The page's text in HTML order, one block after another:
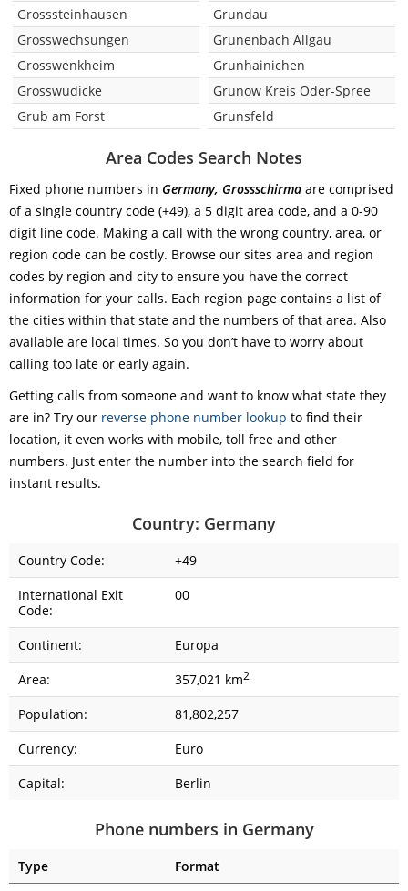
Grosssteinhausen
Grosswechsungen
Grosswenkheim
Grosswudicke
Grub am Forst
Grundau
Grunenbach Allgau
Grunhainichen
Grunow Kreis Oder-Spree
Grunsfeld
Area Codes Search Notes
Fixed phone numbers in Germany, Grossschirma are comprised
of a single country code (+49), a 5 digit area code, and a 0-90
digit line code. Making a call with the wrong country, area, or
region code can be costly. Browse our sites area and region
codes by region and city to ensure you have the correct
information for your calls. Each region page contains a list of
the cities within that state and the numbers of that area. Also
available are local times. So you don’t have to worry about
calling too late or early again.
Getting calls from someone and want to know what state they
are in? Try our reverse phone number lookup to find their
location, it even works with mobile, toll free and other
numbers. Just enter the number into the search field for
instant results.
Country: Germany
Country Code:
+49
International Exit
Code:
00
Continent:
Europa
Area:
357,021 km2
Population:
81,802,257
Currency:
Euro
Capital:
Berlin
Phone numbers in Germany
Type
Format